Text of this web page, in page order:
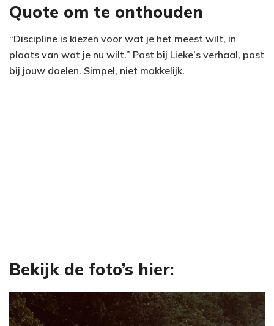
Quote om te onthouden
“Discipline is kiezen voor wat je het meest wilt, in
plaats van wat je nu wilt.” Past bij Lieke’s verhaal, past
bij jouw doelen. Simpel, niet makkelijk.
Bekijk de foto’s hier: